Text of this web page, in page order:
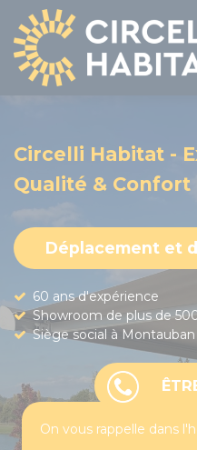
Circelli Habitat -
Qualité & Confort
Déplacement et
60 ans d'expérience
Showroom de plus de
Siège social à Montauban
On vous rappelle dans
Panneau de gestion des